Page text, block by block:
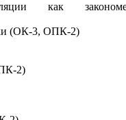
как
(ОК-3, ОПК-2)
2)